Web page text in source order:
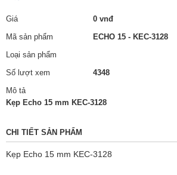
Giá
0 vnđ
Mã sản phẩm
ECHO 15 - KEC-3128
Loại sản phẩm
Số lượt xem
4348
Mô tả
Kẹp Echo 15 mm KEC-3128
CHI TIẾT SẢN PHẨM
Kẹp Echo 15 mm KEC-3128